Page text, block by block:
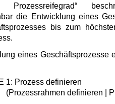
Prozessreifegrad“
die Entwicklung eines
bis zum
eines Geschäftsprozesse
1: Prozess definieren
definieren |